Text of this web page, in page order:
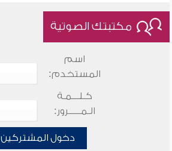
مكتبتك الصوتية
اسم
المستخدم:
كـلـــمـة
الـمـــــرور:
دخول المشتركين